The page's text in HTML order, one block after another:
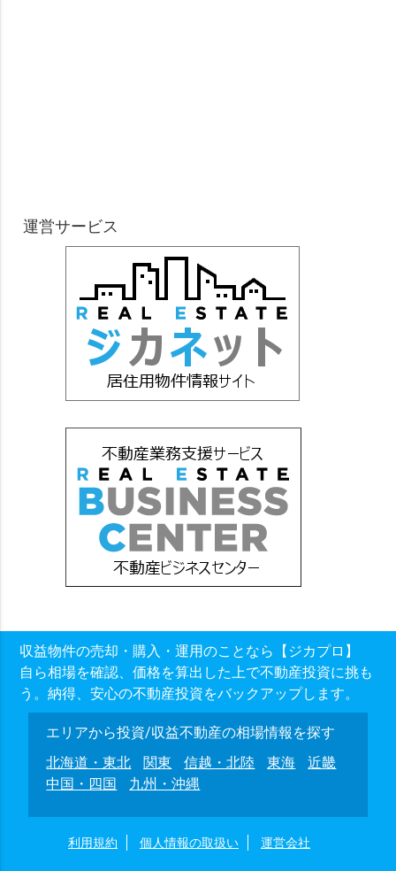
運営サービス
収益物件の売却・購入・運用のことなら【ジカプロ】
自ら相場を確認、価格を算出した上で不動産投資に挑も
う。納得、安心の不動産投資をバックアップします。
エリアから投資/収益不動産の相場情報を探す
北海道・東北
関東 信越・北陸 東海
近畿
中国・四国
九州・沖縄
利用規約 個人情報の取扱い 運営会社